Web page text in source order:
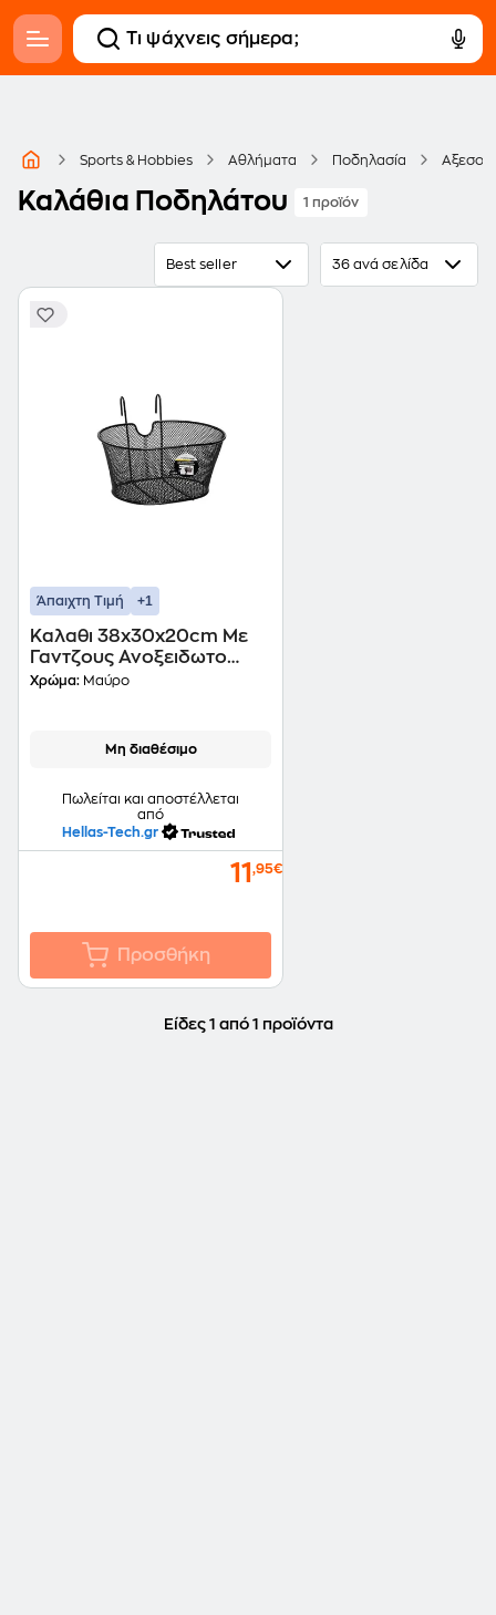
Sports & Hobbies Αθλήματα Ποδηλασία
Καλάθια Ποδηλάτου 1 προϊόν
Best seller 36 ανά σελίδα
Άπαιχτη Τιμή +1
Καλαθι 38x30x20cm Με
Γαντζους Ανοξειδωτο
Μαυρο With Hooks 750g
Χρώμα: Μαύρο
Μη διαθέσιμο
Πωλείται και αποστέλλεται
από
Hellas-Tech.gr
11 ,95€
Προσθήκη
Είδες 1 από 1 προϊόντα